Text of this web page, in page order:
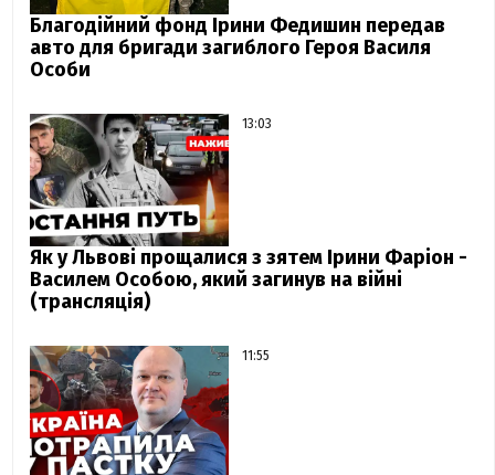
Благодійний фонд Ірини Федишин передав
авто для бригади загиблого Героя Василя
Особи
13:03
Як у Львові прощалися з зятем Ірини Фаріон -
Василем Особою, який загинув на війні
(трансляція)
11:55